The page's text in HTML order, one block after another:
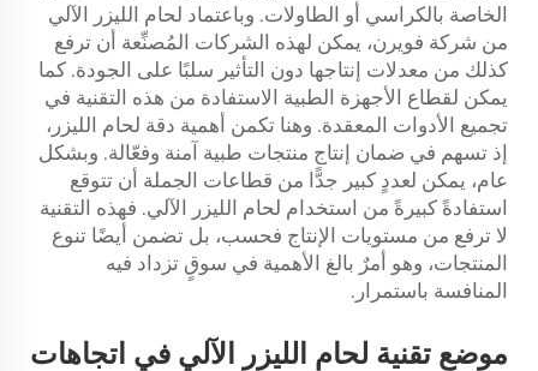
الخاصة بالكراسي أو الطاولات. وباعتماد لحام الليزر الآلي
من شركة فويرن، يمكن لهذه الشركات المُصنِّعة أن ترفع
كذلك من معدلات إنتاجها دون التأثير سلبًا على الجودة. كما
يمكن لقطاع الأجهزة الطبية الاستفادة من هذه التقنية في
تجميع الأدوات المعقدة. وهنا تكمن أهمية دقة لحام الليزر،
إذ تسهم في ضمان إنتاج منتجات طبية آمنة وفعّالة. وبشكل
عام، يمكن لعددٍ كبير جدًّا من قطاعات الجملة أن تتوقع
استفادةً كبيرةً من استخدام لحام الليزر الآلي. فهذه التقنية
لا ترفع من مستويات الإنتاج فحسب، بل تضمن أيضًا تنوع
المنتجات، وهو أمرٌ بالغ الأهمية في سوقٍ تزداد فيه
المنافسة باستمرار.
موضع تقنية لحام الليزر الآلي في اتجاهات